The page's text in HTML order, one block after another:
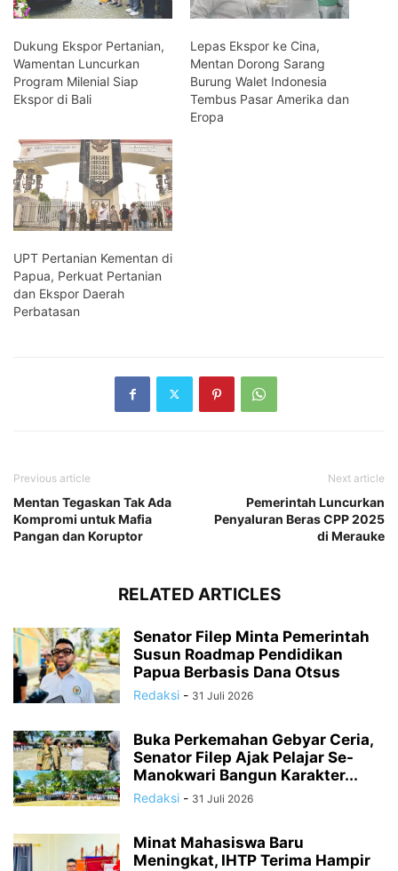
Dukung Ekspor Pertanian,
Wamentan Luncurkan
Program Milenial Siap
Ekspor di Bali
Lepas Ekspor ke Cina,
Mentan Dorong Sarang
Burung Walet Indonesia
Tembus Pasar Amerika dan
Eropa
UPT Pertanian Kementan di
Papua, Perkuat Pertanian
dan Ekspor Daerah
Perbatasan
Previous article
Mentan Tegaskan Tak Ada
Kompromi untuk Mafia
Pangan dan Koruptor
Next article
Pemerintah Luncurkan
Penyaluran Beras CPP 2025
di Merauke
RELATED ARTICLES
Senator Filep Minta Pemerintah
Susun Roadmap Pendidikan
Papua Berbasis Dana Otsus
Redaksi - 31 Juli 2026
Buka Perkemahan Gebyar Ceria,
Senator Filep Ajak Pelajar Se-
Manokwari Bangun Karakter...
Redaksi - 31 Juli 2026
Minat Mahasiswa Baru
Meningkat, IHTP Terima Hampir